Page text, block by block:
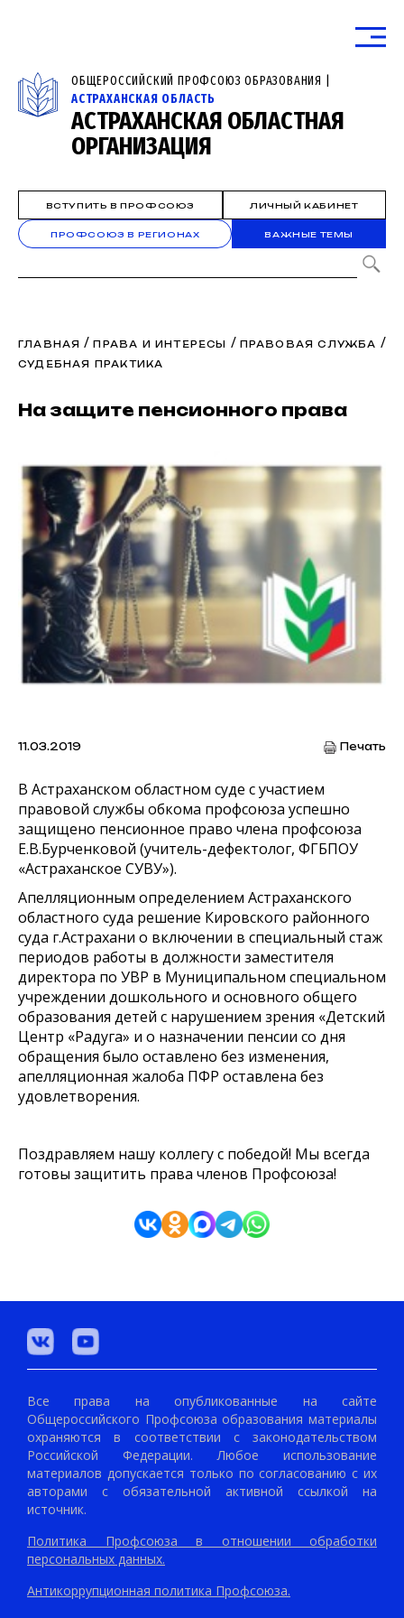
ОБЩЕРОССИЙСКИЙ ПРОФСОЮЗ ОБРАЗОВАНИЯ |
АСТРАХАНСКАЯ ОБЛАСТЬ
АСТРАХАНСКАЯ ОБЛАСТНАЯ
ОРГАНИЗАЦИЯ
ВСТУПИТЬ В ПРОФСОЮЗ ЛИЧНЫЙ КАБИНЕТ
ПРОФСОЮЗ В РЕГИОНАХ ВАЖНЫЕ ТЕМЫ
ГЛАВНАЯ /ПРАВА И ИНТЕРЕСЫ / ПРАВОВАЯ СЛУЖБА /
СУДЕБНАЯ ПРАКТИКА
На защите пенсионного права
11.03.2019 Печать
В Астраханском областном суде с участием
правовой службы обкома профсоюза успешно
защищено пенсионное право члена профсоюза
Е.В.Бурченковой (учитель-дефектолог, ФГБПОУ
«Астраханское СУВУ»).
Апелляционным определением Астраханского
областного суда решение Кировского районного
суда г.Астрахани о включении в специальный стаж
периодов работы в должности заместителя
директора по УВР в Муниципальном специальном
учреждении дошкольного и основного общего
образования детей с нарушением зрения «Детский
Центр «Радуга» и о назначении пенсии со дня
обращения было оставлено без изменения,
апелляционная жалоба ПФР оставлена без
удовлетворения.
Поздравляем нашу коллегу с победой! Мы всегда
готовы защитить права членов Профсоюза!
Все права на опубликованные на сайте
Общероссийского Профсоюза образования материалы
охраняются в соответствии с законодательством
Российской Федерации. Любое использование
материалов допускается только по согласованию с их
авторами с обязательной активной ссылкой на
источник.
Политика Профсоюза в отношении обработки
персональных данных.
Антикоррупционная политика Профсоюза.